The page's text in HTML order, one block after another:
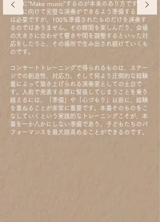
時々に”Make music”するのが本来のあり方です。
本番に向けて完璧な演奏ができるよう準備すること
は必要ですが、100％準備されたものだけを演奏す
るのではありません。その瞬間を楽しんだり、会場
の大きさに合わせて響きや間を調整するといった対
応をしたりと、その場所で生み出され続けていくも
のです。
コンサートトレーニングで得られるものは、ステー
ジでの創造性、対応力、そして何より圧倒的な経験
量によって築き上げられる演奏家としての土台で
す。人前で発表する際に緊張してしまうことを乗り
越えるには、「準備」や「心づもり」以前に、経験
を重ねることが非常に重要です。本番そのものをこ
なしていくという実践的なトレーニングこそが、本
番を一か八かにしない準備であり、子どもたちのパ
フォーマンスを最大限高めることができるのです。